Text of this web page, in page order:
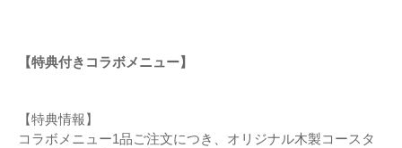
【特典付きコラボメニュー】
【特典情報】
コラボメニュー1品ご注文につき、オリジナル木製コースタ